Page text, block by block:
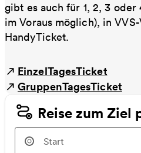
gibt es auch für 1, 2, 3 oder
im Voraus möglich), in
HandyTicket.
EinzelTagesTicket
GruppenTagesTicket
Reise zum Ziel